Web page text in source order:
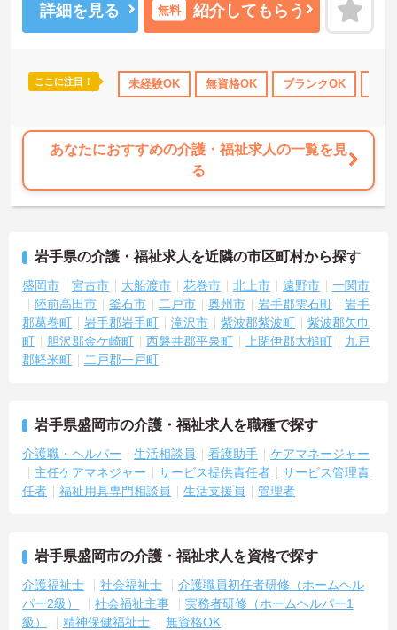
ご興味のある方には、面接対策ポイントなど、さらに詳細をお話し
いたしますのでお気軽にご相談ください！
詳細を見る 無料 紹介してもらう
ここに注目！ 未経験OK 無資格OK ブランクOK
あなたにおすすめの介護・福祉求人の一覧を見
る
岩手県の介護・福祉求人を近隣の市区町村から探す
盛岡市 宮古市 大船渡市 花巻市 北上市 遠野市
一関市
陸前高田市
釜石市 二戸市 奥州市 岩手郡雫石町
岩手
郡葛巻町
岩手郡岩手町 滝沢市 紫波郡紫波町
紫波郡矢巾
町
胆沢郡金ケ崎町 西磐井郡平泉町 上閉伊郡大槌町
九戸
郡軽米町
二戸郡一戸町
岩手県盛岡市の介護・福祉求人を職種で探す
介護職・ヘルパー 生活相談員 看護助手
ケアマネージャー
主任ケアマネジャー
サービス提供責任者
サービス管理責
任者
福祉用具専門相談員 生活支援員 管理者
岩手県盛岡市の介護・福祉求人を資格で探す
介護福祉士 社会福祉士
介護職員初任者研修（ホームヘル
パー2級）
社会福祉主事
実務者研修（ホームヘルパー1
級）
精神保健福祉士 無資格OK